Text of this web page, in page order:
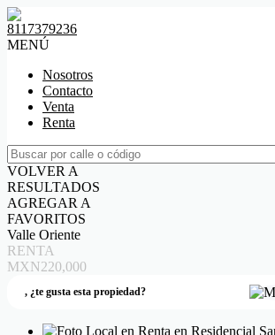
8117379236
MENÚ
Nosotros
Contacto
Venta
Renta
VOLVER A
RESULTADOS
AGREGAR A
FAVORITOS
Valle Oriente
RENTA
MXN220,000
, ¿te gusta esta propiedad?